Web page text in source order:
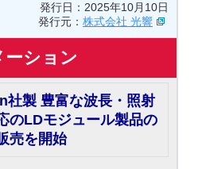
発行日：2025年10月10日
発行元： 株式会社 光響
ション
社製 豊富な波長・照射
のLDモジュール製品の
売を開始